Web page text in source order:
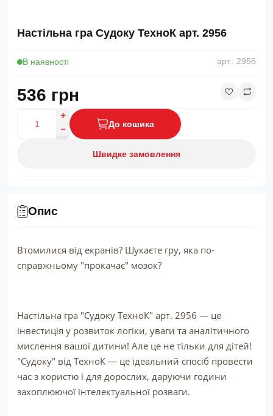
Настільна гра Судоку ТехноК арт. 2956
В наявності арт.: 2956
536 грн
До кошика
Швидке замовлення
Опис
Втомилися від екранів? Шукаєте гру, яка по-
справжньому "прокачає" мозок?
Настільна гра "Судоку ТехноК" арт. 2956 — це
інвестиція у розвиток логіки, уваги та аналітичного
мислення вашої дитини! Але це не тільки для дітей!
"Судоку" від ТехноК — це ідеальний спосіб провести
час з користю і для дорослих, даруючи години
захоплюючої інтелектуальної розваги.